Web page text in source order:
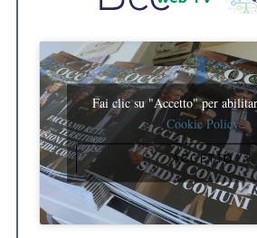
Fai clic su "Accetto" per
Cookie Policy
ACCETTO